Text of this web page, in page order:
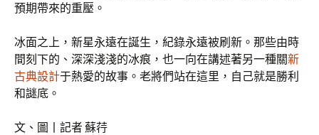
預期帶來的重壓。
冰面之上，新星永遠在誕生，紀錄永遠被刷新。那些由時
間刻下的、深深淺淺的冰痕，也一向在講述著另一種關新
古典設計于熱愛的故事。老將們站在這里，自己就是勝利
和謎底。
文、圖丨記者 蘇荇